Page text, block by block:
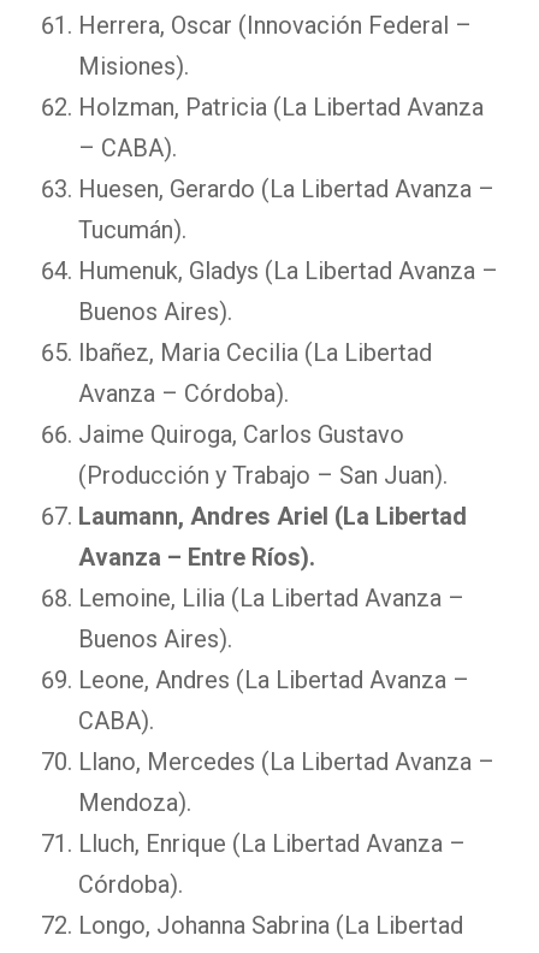
Herrera, Oscar (Innovación Federal –
Misiones).
Holzman, Patricia (La Libertad Avanza
– CABA).
Huesen, Gerardo (La Libertad Avanza –
Tucumán).
Humenuk, Gladys (La Libertad Avanza –
Buenos Aires).
Ibañez, Maria Cecilia (La Libertad
Avanza – Córdoba).
Jaime Quiroga, Carlos Gustavo
(Producción y Trabajo – San Juan).
Laumann, Andres Ariel (La Libertad
Avanza – Entre Ríos).
Lemoine, Lilia (La Libertad Avanza –
Buenos Aires).
Leone, Andres (La Libertad Avanza –
CABA).
Llano, Mercedes (La Libertad Avanza –
Mendoza).
Lluch, Enrique (La Libertad Avanza –
Córdoba).
Longo, Johanna Sabrina (La Libertad